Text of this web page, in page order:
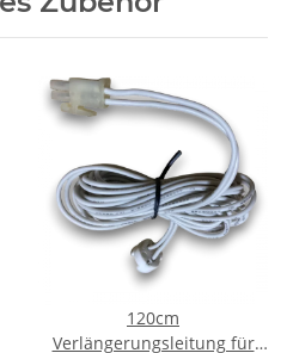
120cm
Verlängerungsleitung für